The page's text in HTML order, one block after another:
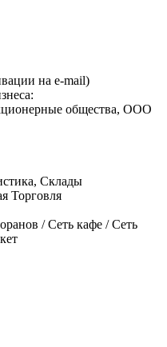
на e-mail)
общества, ООО
Склады
Торговля
/ Сеть кафе / Сеть